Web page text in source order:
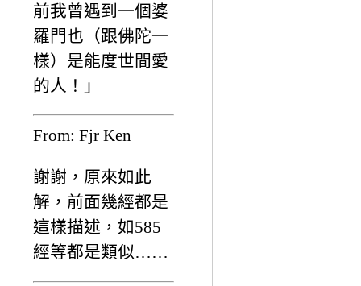
前我曾遇到一個婆
羅門也（跟佛陀一
樣）是能度世間愛
的人！」
From: Fjr Ken
謝謝，原來如此
解，前面幾經都是
這樣描述，如585
經等都是類似……